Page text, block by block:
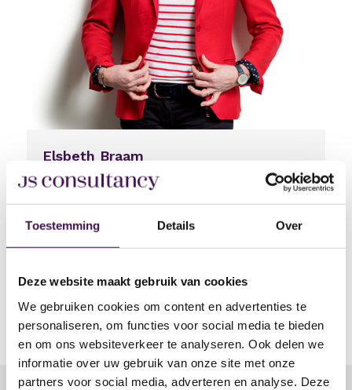
Toestemming Details Over
Deze website maakt gebruik van cookies
We gebruiken cookies om content en advertenties te
personaliseren, om functies voor social media te bieden
en om ons websiteverkeer te analyseren. Ook delen we
informatie over uw gebruik van onze site met onze
partners voor social media, adverteren en analyse. Deze
Elsbeth Braam
Senior Adviseur Werving & Selectie: Groningen,
0633321986
Delen via linkedin
Delen via facebook
Delen via whatsapp
Delen via e-mail